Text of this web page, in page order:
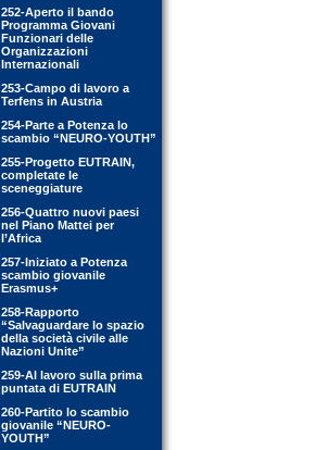
252-Aperto il bando
Programma Giovani
Funzionari delle
Organizzazioni
Internazionali
253-Campo di lavoro a
Terfens in Austria
254-Parte a Potenza lo
scambio “NEURO-YOUTH”
255-Progetto EUTRAIN,
completate le
sceneggiature
256-Quattro nuovi paesi
nel Piano Mattei per
l’Africa
257-Iniziato a Potenza
scambio giovanile
Erasmus+
258-Rapporto
“Salvaguardare lo spazio
della società civile alle
Nazioni Unite”
259-Al lavoro sulla prima
puntata di EUTRAIN
260-Partito lo scambio
giovanile “NEURO-
YOUTH”